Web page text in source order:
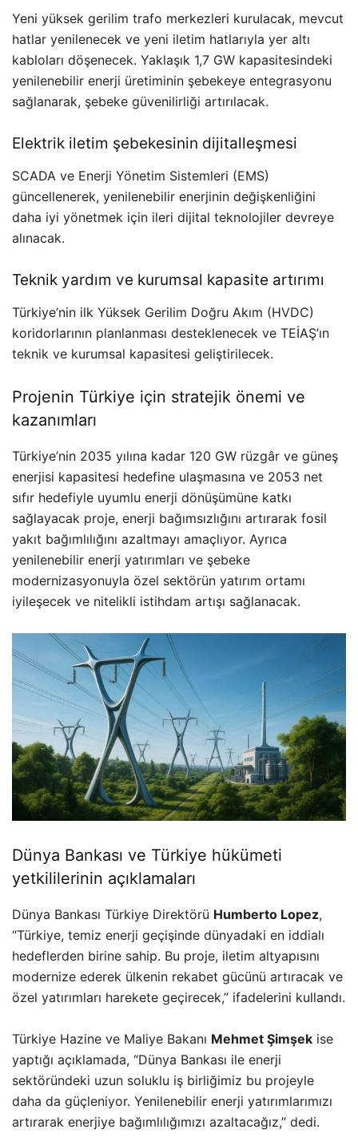
Yeni yüksek gerilim trafo merkezleri kurulacak, mevcut
hatlar yenilenecek ve yeni iletim hatlarıyla yer altı
kabloları döşenecek. Yaklaşık 1,7 GW kapasitesindeki
yenilenebilir enerji üretiminin şebekeye entegrasyonu
sağlanarak, şebeke güvenilirliği artırılacak.
Elektrik iletim şebekesinin dijitalleşmesi
SCADA ve Enerji Yönetim Sistemleri (EMS)
güncellenerek, yenilenebilir enerjinin değişkenliğini
daha iyi yönetmek için ileri dijital teknolojiler devreye
alınacak.
Teknik yardım ve kurumsal kapasite artırımı
Türkiye’nin ilk Yüksek Gerilim Doğru Akım (HVDC)
koridorlarının planlanması desteklenecek ve TEİAŞ’ın
teknik ve kurumsal kapasitesi geliştirilecek.
Projenin Türkiye için stratejik önemi ve
kazanımları
Türkiye’nin 2035 yılına kadar 120 GW rüzgâr ve güneş
enerjisi kapasitesi hedefine ulaşmasına ve 2053 net
sıfır hedefiyle uyumlu enerji dönüşümüne katkı
sağlayacak proje, enerji bağımsızlığını artırarak fosil
yakıt bağımlılığını azaltmayı amaçlıyor. Ayrıca
yenilenebilir enerji yatırımları ve şebeke
modernizasyonuyla özel sektörün yatırım ortamı
iyileşecek ve nitelikli istihdam artışı sağlanacak.
Dünya Bankası ve Türkiye hükümeti
yetkililerinin açıklamaları
Dünya Bankası Türkiye Direktörü Humberto Lopez,
“Türkiye, temiz enerji geçişinde dünyadaki en iddialı
hedeflerden birine sahip. Bu proje, iletim altyapısını
modernize ederek ülkenin rekabet gücünü artıracak ve
özel yatırımları harekete geçirecek,” ifadelerini kullandı.
Türkiye Hazine ve Maliye Bakanı Mehmet Şimşek ise
yaptığı açıklamada, “Dünya Bankası ile enerji
sektöründeki uzun soluklu iş birliğimiz bu projeyle
daha da güçleniyor. Yenilenebilir enerji yatırımlarımızı
artırarak enerjiye bağımlılığımızı azaltacağız,” dedi.